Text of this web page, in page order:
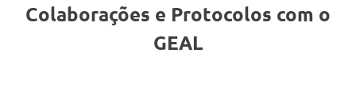
única
Colaborações e Protocolos com o
GEAL